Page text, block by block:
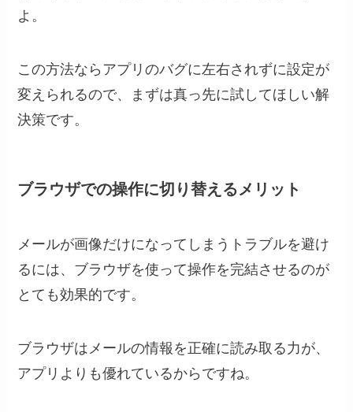
よ。
この方法ならアプリのバグに左右されずに設定が
変えられるので、まずは真っ先に試してほしい解
決策です。
ブラウザでの操作に切り替えるメリット
メールが画像だけになってしまうトラブルを避け
るには、ブラウザを使って操作を完結させるのが
とても効果的です。
ブラウザはメールの情報を正確に読み取る力が、
アプリよりも優れているからですね。